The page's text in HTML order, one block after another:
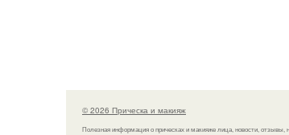
© 2026 Прическа и макияж
Полезная информация о прическах и макияже лица, новости, отзывы,